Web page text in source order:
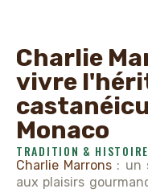
Charlie
vivre
Monaco
TRADITION & HISTOIRE
Charlie Marrons : un
aux plaisirs